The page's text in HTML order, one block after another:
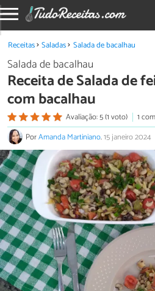
Receitas Saladas Salada de bacalhau
Salada de bacalhau
Receita de Salada de
com bacalhau
Avaliação: 5 (1 voto)
1
PorAmanda Martiniano.15 janeiro 2024